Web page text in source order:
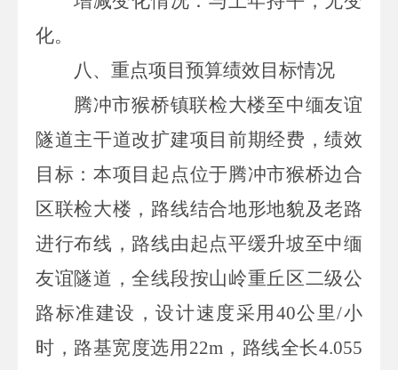
化。
八、重点项目预算绩效目标情况
腾冲市猴桥镇联检大楼至中缅友谊
隧道主干道改扩建项目前期经费 ，绩效
目标：本项目起点位于腾冲市猴桥边合
区联检大楼，路线结合地形地貌及老路
进行布线，路线由起点平缓升坡至中缅
友谊隧道，全线段按山岭重丘区二级公
路标准建设，设计速度采用 40公里/小
时，路基宽度选用 22m，路线全长4.055